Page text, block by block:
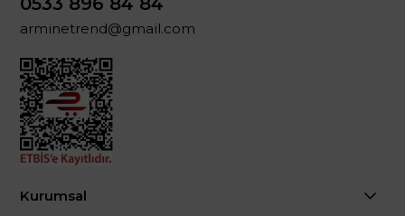
arminetrend@gmail.com
Kurumsal